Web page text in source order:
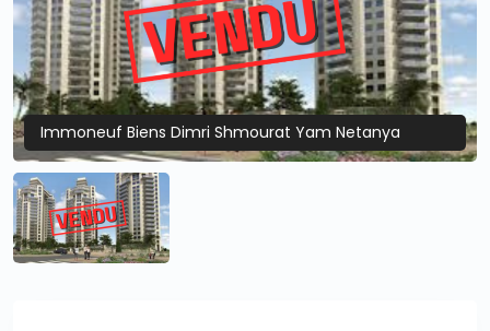
Immoneuf Biens Dimri Shmourat Yam Netanya